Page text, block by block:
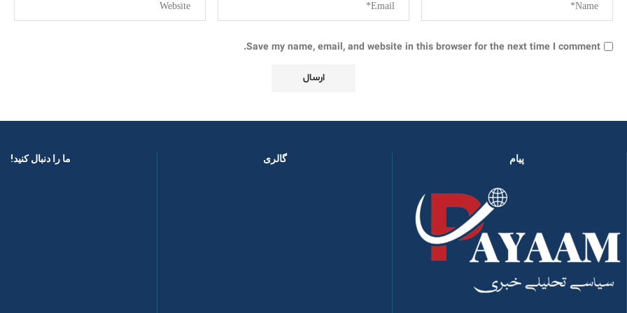
Save my name, email, and website in this browser for the next time I comment.
پیام گالری ما را دنبال کنید! ​